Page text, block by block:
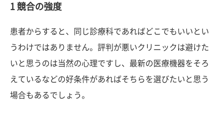
1 競合の強度
患者からすると、同じ診療科であればどこでもいいとい
うわけではありません。評判が悪いクリニックは避けた
いと思うのは当然の心理ですし、最新の医療機器をそろ
えているなどの好条件があればそちらを選びたいと思う
場合もあるでしょう。